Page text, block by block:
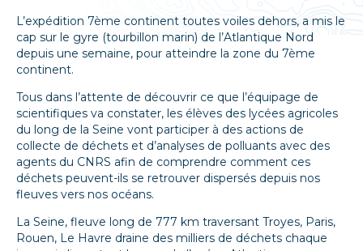
L’expédition 7ème continent toutes voiles dehors, a mis le
cap sur le gyre (tourbillon marin) de l’Atlantique Nord
depuis une semaine, pour atteindre la zone du 7ème
continent.
Tous dans l’attente de découvrir ce que l’équipage de
scientifiques va constater, les élèves des lycées agricoles
du long de la Seine vont participer à des actions de
collecte de déchets et d’analyses de polluants avec des
agents du CNRS afin de comprendre comment ces
déchets peuvent-ils se retrouver dispersés depuis nos
fleuves vers nos océans.
La Seine, fleuve long de 777 km traversant Troyes, Paris,
Rouen, Le Havre draine des milliers de déchets chaque